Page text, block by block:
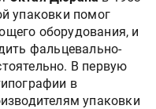
упаковки помог
оборудования, и
фальцевально-
В первую
в
упаковки